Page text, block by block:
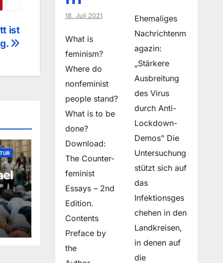
ist
18. Juli 2021
What is
feminism?
Where do
non­feminist
people stand?
What is to be
done?
Download:
The Counter-
feminist
Essays – 2nd
Edition.
Contents
Preface by
the
Ehemaliges
Nachrichtenm
agazin:
„Stärkere
Ausbreitung
des Virus
durch Anti-
Lockdown-
Demos” Die
Untersuchung
stützt sich auf
das
Infektionsges
chehen in den
Landkreisen,
in denen auf
die